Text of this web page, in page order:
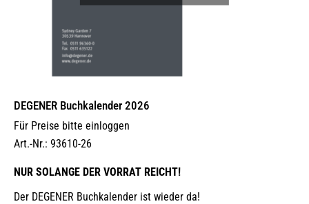
DEGENER Buchkalender 2026
Für Preise bitte einloggen
Art.-Nr.: 93610-26
NUR SOLANGE DER VORRAT REICHT!
Der DEGENER Buchkalender ist wieder da!